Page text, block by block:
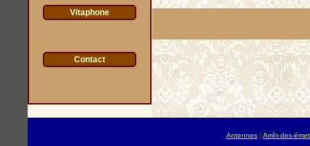
Vitaphone
Contact
Antennes | Arrêt-des-